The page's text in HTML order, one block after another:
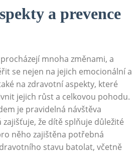
a prevence
mnoha změnami, a
se nejen na jejich emocionální a
na zdravotní aspekty, které
jejich růst a celkovou pohodu.
je pravidelná návštěva
že dítě splňuje důležité
něho zajištěna potřebná
stavu batolat, včetně